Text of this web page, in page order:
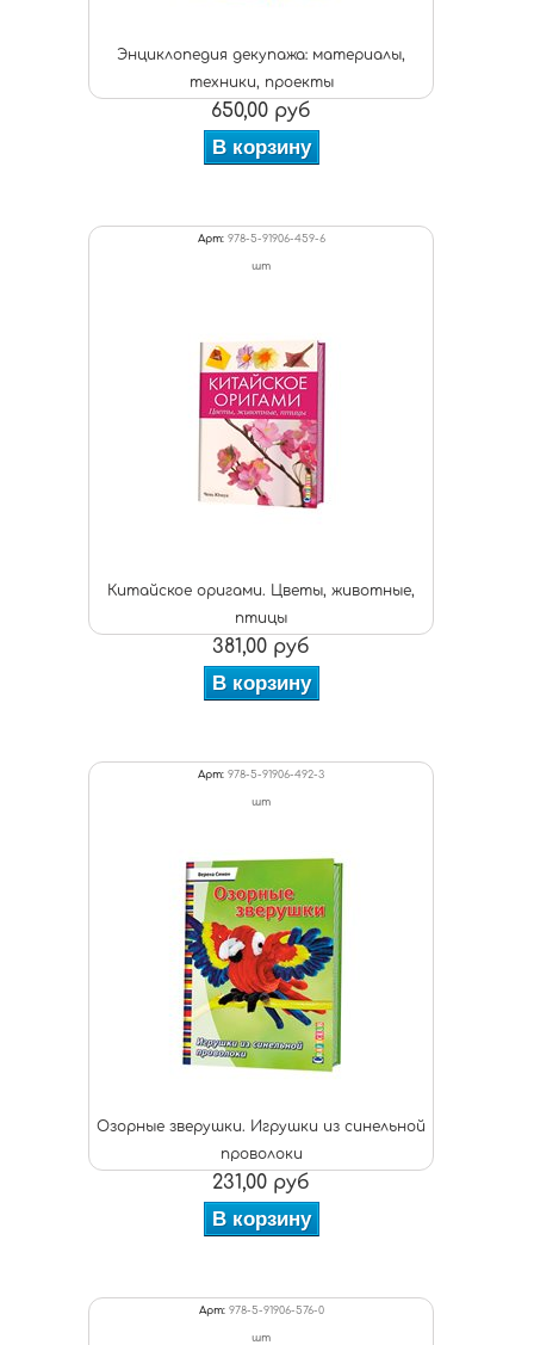
Энциклопедия декупажа: материалы,
техники, проекты
650,00 руб
В корзину
Арт: 978-5-91906-459-6
шт
Китайское оригами. Цветы, животные,
птицы
381,00 руб
В корзину
Арт: 978-5-91906-492-3
шт
Озорные зверушки. Игрушки из синельной
проволоки
231,00 руб
В корзину
Арт: 978-5-91906-576-0
шт